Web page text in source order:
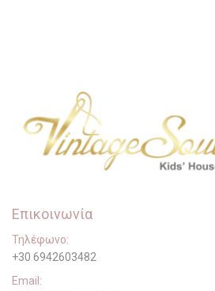
Επικοινωνία
Τηλέφωνο:
+30 6942603482
Email: